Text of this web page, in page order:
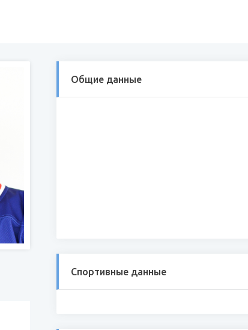
Общие данные
Спортивные данные